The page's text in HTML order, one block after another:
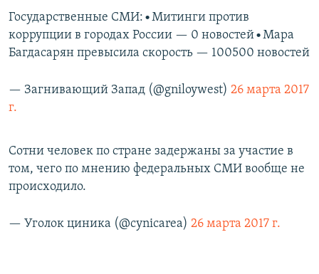
Государственные СМИ:•Митинги против
коррупции в городах России — 0 новостей•Мара
Багдасарян превысила скорость — 100500 новостей
— Загнивающий Запад (@gniloywest) 26 марта 2017
г.
Сотни человек по стране задержаны за участие в
том, чего по мнению федеральных СМИ вообще не
происходило.
— Уголок циника (@cynicarea) 26 марта 2017 г.